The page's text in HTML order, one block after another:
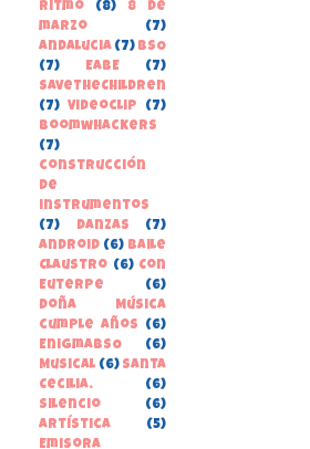
Ritmo (8)
8 de
marzo
(7)
Andalucia (7) BSO
(7)
EABE
(7)
SaveTheChildren
(7) Videoclip
(7)
boomwhackers
(7)
construcción
de
instrumentos
(7)
danzas
(7)
Android (6) Baile
Claustro (6) Con
Euterpe
(6)
Doña Música
cumple años
(6)
EnigmaBSO
(6)
Musical (6) Santa
Cecilia.
(6)
Silencio
(6)
Artística
(5)
Emisora